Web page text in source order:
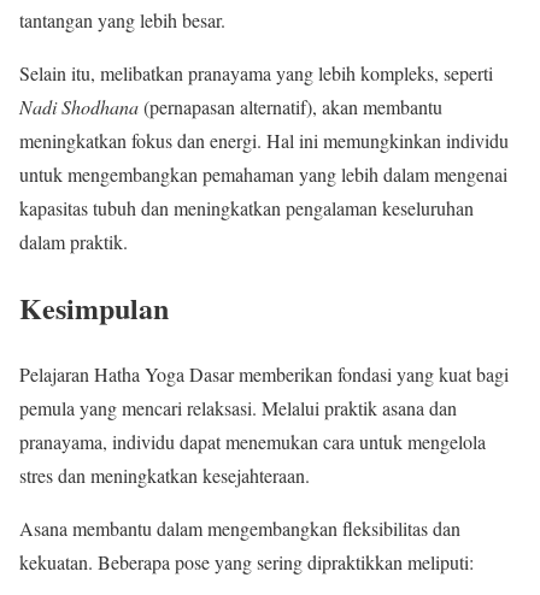
tantangan yang lebih besar.
Selain itu, melibatkan pranayama yang lebih kompleks, seperti
Nadi Shodhana(pernapasan alternatif), akan membantu
meningkatkan fokus dan energi. Hal ini memungkinkan individu
untuk mengembangkan pemahaman yang lebih dalam mengenai
kapasitas tubuh dan meningkatkan pengalaman keseluruhan
dalam praktik.
Kesimpulan
Pelajaran Hatha Yoga Dasar memberikan fondasi yang kuat bagi
pemula yang mencari relaksasi. Melalui praktik asana dan
pranayama, individu dapat menemukan cara untuk mengelola
stres dan meningkatkan kesejahteraan.
Asana membantu dalam mengembangkan fleksibilitas dan
kekuatan. Beberapa pose yang sering dipraktikkan meliputi: